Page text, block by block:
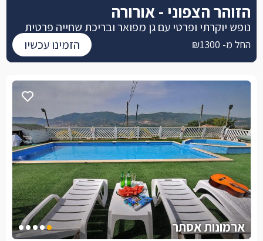
ארמונות אסתר
הזוהר הצפוני - אורורה
נופש יוקרתי ופרטי עם גן מפואר ובריכת שחייה פרטית
החל מ- ₪1300 הזמינו עכשיו